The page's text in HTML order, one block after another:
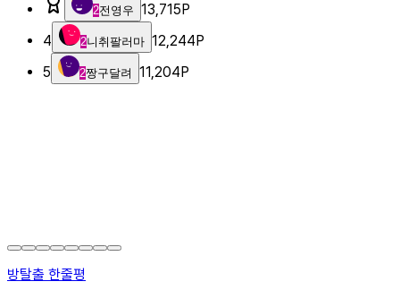
2전영우 13,715P
4
2니취팔러마 12,244P
5
2짱구달려 11,204P
방탈출 한줄평